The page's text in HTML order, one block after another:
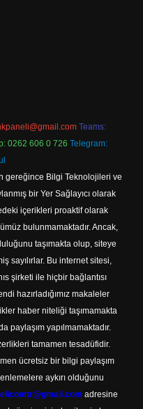
Teams:
0262 606 0 726 Telegram:
gereğince Bilgi Teknolojileri ve
bir Yer Sağlayıcı olarak
içerikleri proaktif olarak
bulunmamaktadır. Ancak,
taşımakta olup, siteye
sayılırlar. Bu internet sitesi,
şirketi ile hiçbir bağlantısı
hazırladığımız makaleler
haber niteliği taşımamakta
paylaşım yapılmamaktadır.
tamamen tesadüfidir.
ücretsiz bir bilgi paylaşım
aykırı olduğunu
adresine